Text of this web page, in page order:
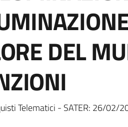
DEL
Telematici - SATER: 26/02/